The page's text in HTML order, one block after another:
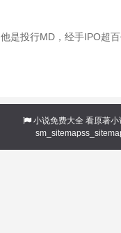
他是投行MD，经手IPO
小说免费大全 看原著小
sm_sitemap